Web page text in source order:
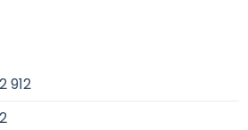
912